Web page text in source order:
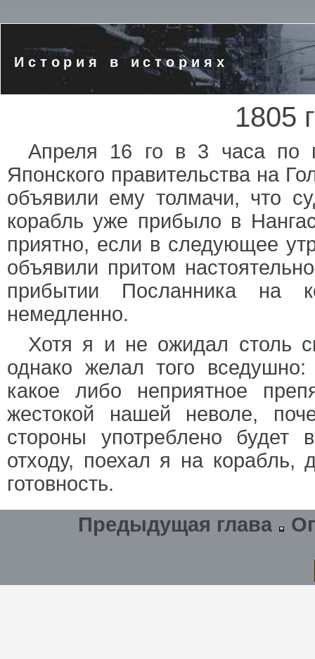
История в историях
1805
Апреля 16 го в 3 часа по
Японского правительства на
объявили ему толмачи, что
корабль уже прибыло в
приятно, если в следующее
объявили притом
прибытии Посланника на
немедленно.
Хотя я и не ожидал столь
однако желал того
какое либо неприятное
жестокой нашей неволе,
стороны употреблено будет
отходу, поехал я на корабль,
готовность.
Предыдущая глава